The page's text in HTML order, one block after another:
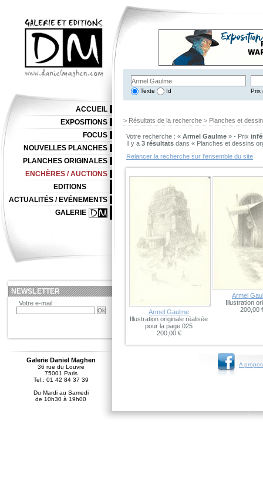
Texte Id Prix
> Résultats de la recherche > Planches et
Votre recherche : « Armel Gaulme » - Prix
Il y a 3 résultats dans « Planches et dessins
Relancer la recherche sur l'ensemble du site
Armel Gaulme
Illustration originale réalisée
pour la page 025
200,00 €
Armel
Illustration
200,00
A
ACCUEIL
EXPOSITIONS
FOCUS
NOUVELLES PLANCHES
PLANCHES ORIGINALES
ENCHÈRES / AUCTIONS
EDITIONS
ACTUALITÉS / EVÉNEMENTS
GALERIE
NEWSLETTER
Votre e-mail :
Galerie Daniel Maghen
36 rue du Louvre
75001 Paris
Tel.: 01 42 84 37 39
Du Mardi au Samedi
de 10h30 à 19h00